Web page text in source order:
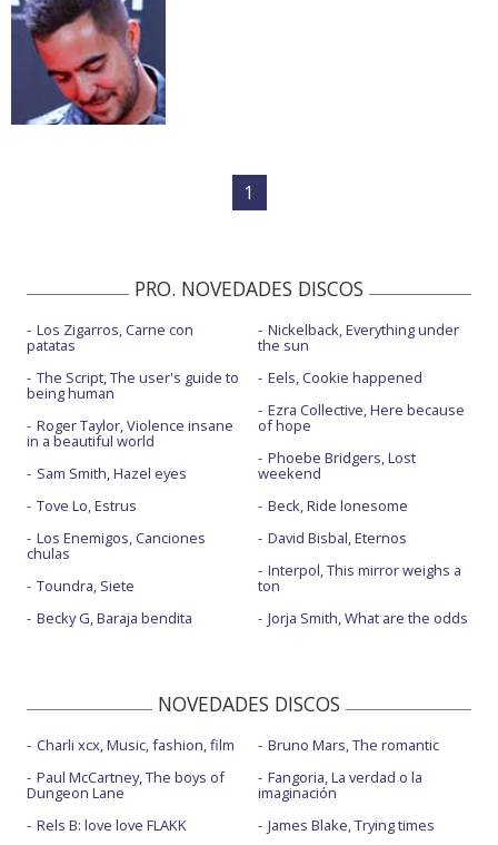
1
PRO. NOVEDADES DISCOS
Los Zigarros, Carne con
patatas
The Script, The user's guide to
being human
Roger Taylor, Violence insane
in a beautiful world
Sam Smith, Hazel eyes
Tove Lo, Estrus
Los Enemigos, Canciones
chulas
Toundra, Siete
Becky G, Baraja bendita
Nickelback, Everything under
the sun
Eels, Cookie happened
Ezra Collective, Here because
of hope
Phoebe Bridgers, Lost
weekend
Beck, Ride lonesome
David Bisbal, Eternos
Interpol, This mirror weighs a
ton
Jorja Smith, What are the odds
NOVEDADES DISCOS
Charli xcx, Music, fashion, film
Paul McCartney, The boys of
Dungeon Lane
Rels B: love love FLAKK
Bruno Mars, The romantic
Fangoria, La verdad o la
imaginación
James Blake, Trying times